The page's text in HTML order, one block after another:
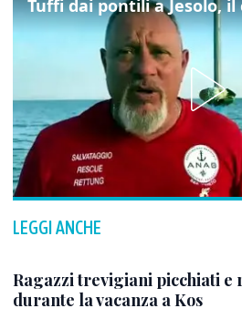
LEGGI ANCHE
Ragazzi trevigiani picchiati e
durante la vacanza a Kos